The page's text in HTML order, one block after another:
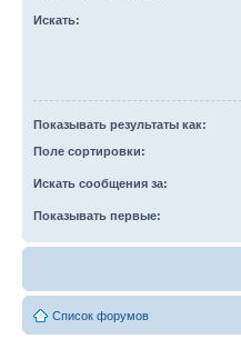
Искать:
Показывать результаты как:
Поле сортировки:
Искать сообщения за:
Показывать первые:
Список форумов